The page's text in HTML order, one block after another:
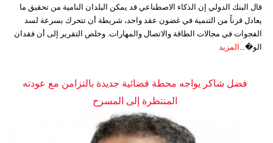
قال البنك الدولي إن الذكاء الاصطناعي قد يمكن البلدان النامية من تحقيق ما
يعادل قرناً من التنمية في غضون عقد واحد، شريطة أن تتحرك بسرعة لسد
الفجوات في مجالات الطاقة والاتصال والمهارات. وخلص التقرير إلى أن فقدان
الو�... المزيد
فضل شاكر يواجه محطة قضائية جديدة بالتزامن مع عودته
المنتظرة إلى المسرح